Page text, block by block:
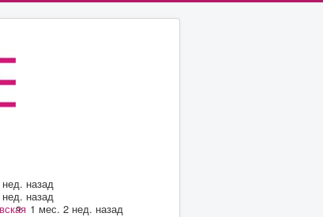
назад
назад
1 мес. 2 нед. назад